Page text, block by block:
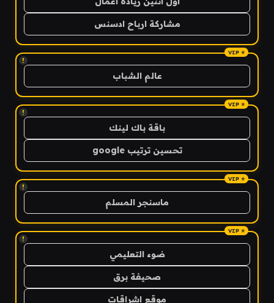
مشاركة ارباح ادسنس
!
عالم الشباب
!
باقة باك لينك
تحسين ترتيب google
!
ماسنجر المسلم
!
ضوء التعليمي
صحيفة برق
موقع اشراقات